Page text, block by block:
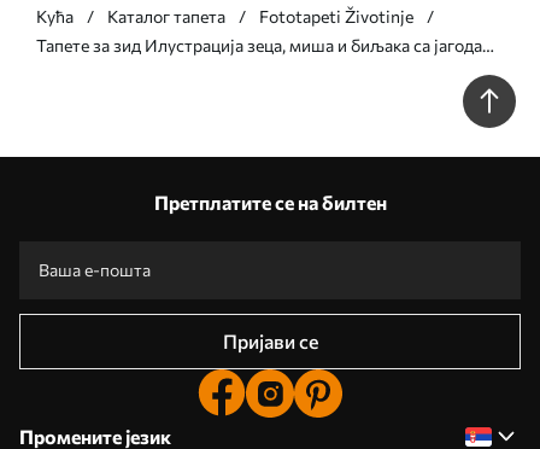
Кућа Каталог тапета
Fototapeti Životinje
Тапете за зид Илустрација зеца, миша и биљака са јагодама
Претплатите се на билтен
Пријави се
Промените језик